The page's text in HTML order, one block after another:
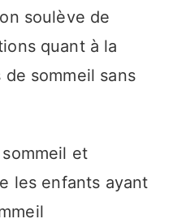
soulève de
quant à la
sommeil sans
et
les enfants ayant